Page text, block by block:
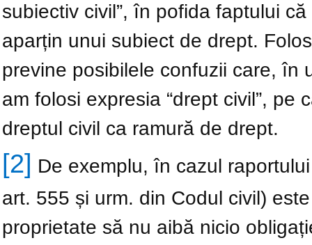
subiectiv civil”, în pofida faptului
aparțin unui subiect de drept.
previne posibilele confuzii care, în
am folosi expresia “drept civil”, pe
dreptul civil ca ramură de drept.
[2] De exemplu, în cazul
art. 555 și urm. din Codul civil)
proprietate să nu aibă nicio